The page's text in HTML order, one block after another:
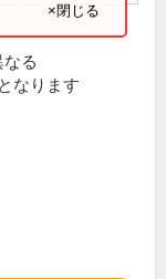
×閉じる
る
なります